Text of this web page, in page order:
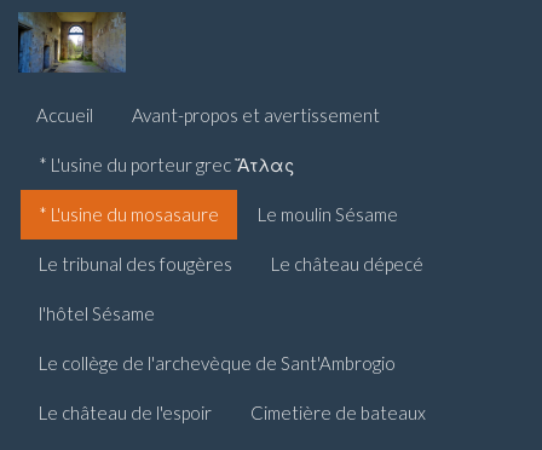
Accueil Avant-propos et avertissement
* L'usine du porteur grec Ἄτλας
* L'usine du mosasaure Le moulin Sésame
Le tribunal des fougères Le château dépecé
l'hôtel Sésame
Le collège de l'archevèque de Sant'Ambrogio
Le château de l'espoir Cimetière de bateaux